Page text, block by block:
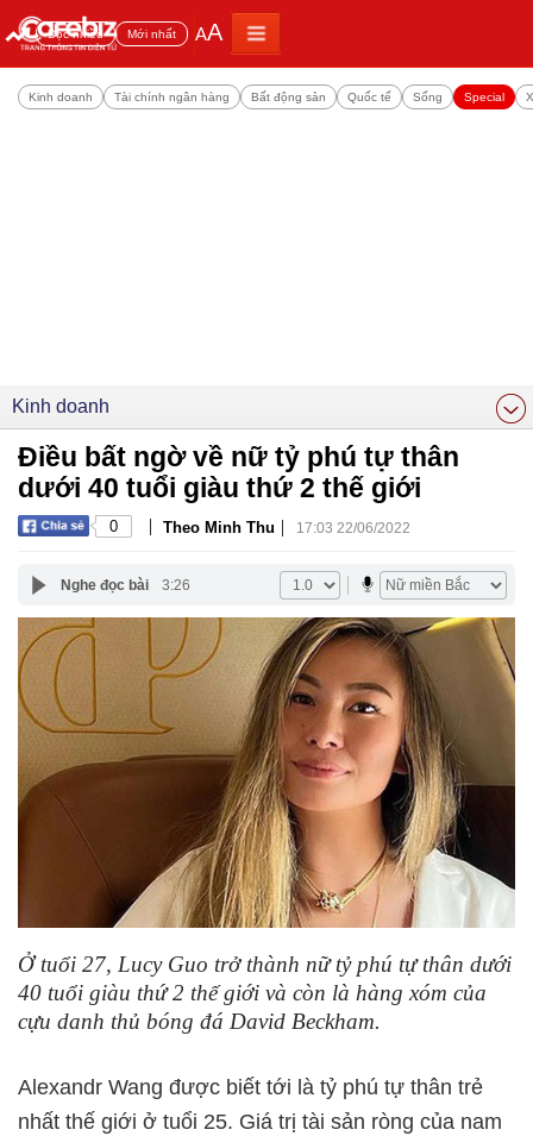
Đọc nhiều Mới nhất AA
Kinh doanh Tài chính ngân hàng Bất động sản Quốc tế Sống Special
Kinh doanh
Điều bất ngờ về nữ tỷ phú tự thân
dưới 40 tuổi giàu thứ 2 thế giới
0 | Theo Minh Thu | 17:03 22/06/2022
Nghe đọc bài 3:26
Ở tuổi 27, Lucy Guo trở thành nữ tỷ phú tự thân dưới
40 tuổi giàu thứ 2 thế giới và còn là hàng xóm của
cựu danh thủ bóng đá David Beckham.
Alexandr Wang được biết tới là tỷ phú tự thân trẻ
nhất thế giới ở tuổi 25. Giá trị tài sản ròng của nam